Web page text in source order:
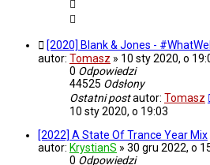
[2020] Blank & Jones -
autor: Tomasz » 10 sty 2020, o
0 Odpowiedzi
44525 Odsłony
Ostatni postautor: Tomasz
10 sty 2020, o 19:03
[2022] A State Of Trance Year Mix
autor: KrystianS » 30 gru 2022, o
0 Odpowiedzi